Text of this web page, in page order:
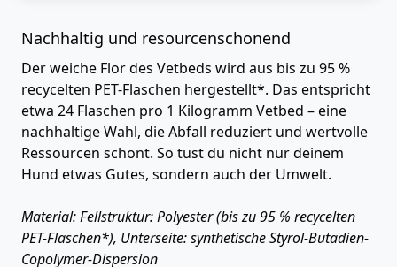
Nachhaltig und resourcenschonend
Der weiche Flor des Vetbeds wird aus bis zu 95 %
recycelten PET-Flaschen hergestellt*. Das entspricht
etwa 24 Flaschen pro 1 Kilogramm Vetbed – eine
nachhaltige Wahl, die Abfall reduziert und wertvolle
Ressourcen schont. So tust du nicht nur deinem
Hund etwas Gutes, sondern auch der Umwelt.
Material: Fellstruktur: Polyester (bis zu 95 % recycelten
PET-Flaschen*), Unterseite: synthetische Styrol-Butadien-
Copolymer-Dispersion